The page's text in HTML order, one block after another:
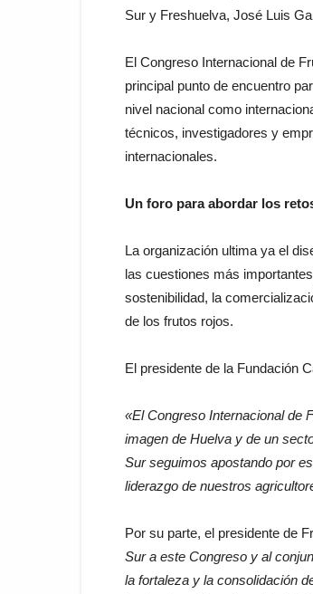
Sur y Freshuelva, José Luis
El Congreso Internacional de
principal punto de encuentro
nivel nacional como
técnicos, investigadores y
internacionales.
Un foro para abordar los
La organización ultima ya el
las cuestiones más
sostenibilidad, la
de los frutos rojos.
El presidente de la Fundación
«El Congreso Internacional de
imagen de Huelva y de un
Sur seguimos apostando por
liderazgo de nuestros
Por su parte, el presidente de
Sur a este Congreso y al
la fortaleza y la consolidación